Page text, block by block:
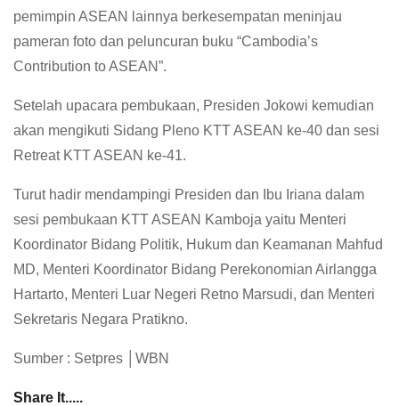
pemimpin ASEAN lainnya berkesempatan meninjau
pameran foto dan peluncuran buku “Cambodia’s
Contribution to ASEAN”.
Setelah upacara pembukaan, Presiden Jokowi kemudian
akan mengikuti Sidang Pleno KTT ASEAN ke-40 dan sesi
Retreat KTT ASEAN ke-41.
Turut hadir mendampingi Presiden dan Ibu Iriana dalam
sesi pembukaan KTT ASEAN Kamboja yaitu Menteri
Koordinator Bidang Politik, Hukum dan Keamanan Mahfud
MD, Menteri Koordinator Bidang Perekonomian Airlangga
Hartarto, Menteri Luar Negeri Retno Marsudi, dan Menteri
Sekretaris Negara Pratikno.
Sumber : Setpres │WBN
Share It.....